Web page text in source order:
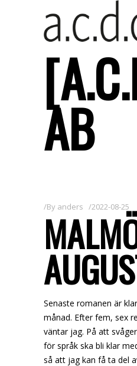
AB
By anders 2022-08-25
Senaste romanen är
månad. Efter fem, sex
väntar jag. På att
för språk ska bli klar
så att jag kan få ta del